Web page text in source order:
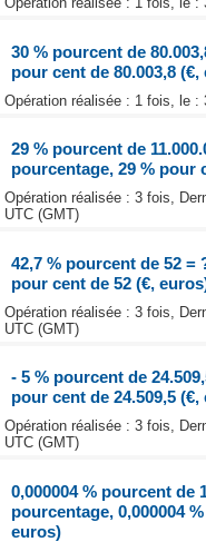
30 % pourcent de
pour cent de 80.003,8 (€,
Opération réalisée : 1 fois, le :
29 % pourcent de
pourcentage, 29 % pour
Opération réalisée : 3 fois,
UTC (GMT)
42,7 % pourcent de 52 =
pour cent de 52 (€,
Opération réalisée : 3 fois,
UTC (GMT)
- 5 % pourcent de
pour cent de 24.509,5 (€,
Opération réalisée : 3 fois,
UTC (GMT)
0,000004 % pourcent de
pourcentage, 0,000004
euros)